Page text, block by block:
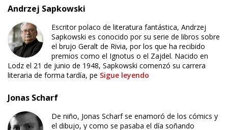
Andrzej Sapkowski
Escritor polaco de literatura fantástica, Andrzej
Sapkowski es conocido por su serie de libros sobre
el brujo Geralt de Rivia, por los que ha recibido
premios como el Ignotus o el Zajdel. Nacido en
Lodz el 21 de junio de 1948, Sapkowski comenzó su carrera
literaria de forma tardía, pe Sigue leyendo
Jonas Scharf
De niño, Jonas Scharf se enamoró de los cómics y
el dibujo, y como se pasaba el día soñando